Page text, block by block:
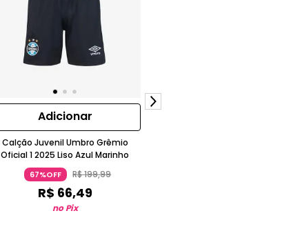
Adicionar
Calção Juvenil Umbro Grêmio
Oficial 1 2025 Liso Azul Marinho
67%OFF R$199,99
R$ 66,49
no Pix